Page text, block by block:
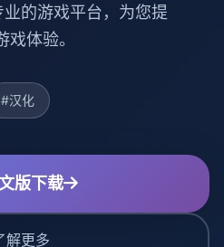
的游戏平台，为您提
戏体验。
#汉化
版下载
解更多